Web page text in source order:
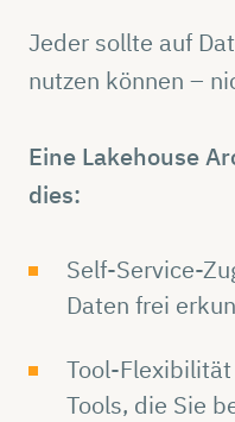
Jeder sollte auf
nutzen können –
Eine Lakehouse
dies:
Self-Service-
Daten frei
Tool-
Tools, die Sie